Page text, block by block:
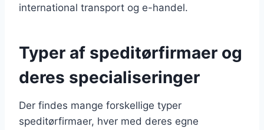
international transport og e-handel.
Typer af speditørfirmaer og
deres specialiseringer
Der findes mange forskellige typer
speditørfirmaer, hver med deres egne